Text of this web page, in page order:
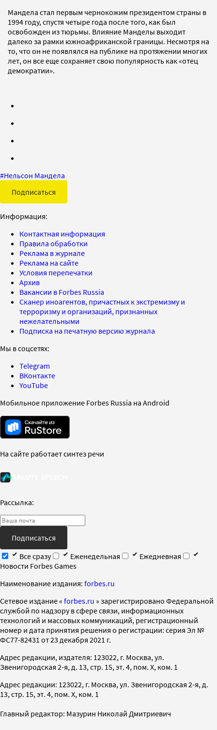
Мандела стал первым чернокожим президентом страны в
1994 году, спустя четыре года после того, как был
освобожден из тюрьмы. Влияние Манделы выходит
далеко за рамки южноафриканской границы. Несмотря на
то, что он не появлялся на публике на протяжении многих
лет, он все еще сохраняет свою популярность как «отец
демократии».
#Нельсон Мандела
Подписаться
Информация:
Контактная информация
Правила обработки
Реклама в журнале
Реклама на сайте
Условия перепечатки
Архив
Вакансии в Forbes Russia
Сканер иноагентов, причастных к экстремизму и
терроризму и организаций, признанных
нежелательными
Подписка на печатную версию журнала
Мы в соцсетях:
Telegram
ВКонтакте
YouTube
Мобильное приложение Forbes Russia на Android
На сайте работает синтез речи
Рассылка:
Подписаться
Все сразу
Еженедельная
Ежедневная
Новости Forbes Games
Наименование издания: forbes.ru
Cетевое издание « forbes.ru » зарегистрировано Федеральной
службой по надзору в сфере связи, информационных
технологий и массовых коммуникаций, регистрационный
номер и дата принятия решения о регистрации: серия Эл №
ФС77-82431 от 23 декабря 2021 г.
Адрес редакции, издателя: 123022, г. Москва, ул.
Звенигородская 2-я, д. 13, стр. 15, эт. 4, пом. X, ком. 1
Адрес редакции: 123022, г. Москва, ул. Звенигородская 2-я, д.
13, стр. 15, эт. 4, пом. X, ком. 1
Главный редактор: Мазурин Николай Дмитриевич